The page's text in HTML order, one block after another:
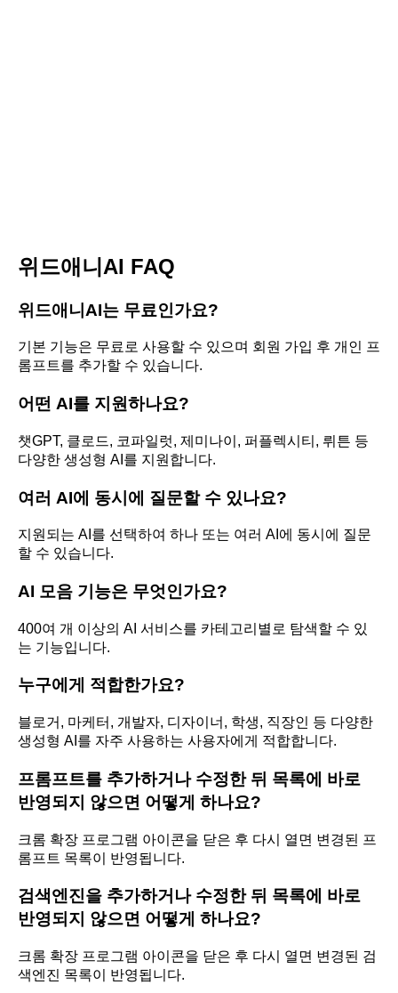
위드애니AI FAQ
위드애니AI는 무료인가요?
기본 기능은 무료로 사용할 수 있으며 회원 가입 후 개인 프
롬프트를 추가할 수 있습니다.
어떤 AI를 지원하나요?
챗GPT, 클로드, 코파일럿, 제미나이, 퍼플렉시티, 뤼튼 등
다양한 생성형 AI를 지원합니다.
여러 AI에 동시에 질문할 수 있나요?
지원되는 AI를 선택하여 하나 또는 여러 AI에 동시에 질문
할 수 있습니다.
AI 모음 기능은 무엇인가요?
400여 개 이상의 AI 서비스를 카테고리별로 탐색할 수 있
는 기능입니다.
누구에게 적합한가요?
블로거, 마케터, 개발자, 디자이너, 학생, 직장인 등 다양한
생성형 AI를 자주 사용하는 사용자에게 적합합니다.
프롬프트를 추가하거나 수정한 뒤 목록에 바로
반영되지 않으면 어떻게 하나요?
크롬 확장 프로그램 아이콘을 닫은 후 다시 열면 변경된 프
롬프트 목록이 반영됩니다.
검색엔진을 추가하거나 수정한 뒤 목록에 바로
반영되지 않으면 어떻게 하나요?
크롬 확장 프로그램 아이콘을 닫은 후 다시 열면 변경된 검
색엔진 목록이 반영됩니다.